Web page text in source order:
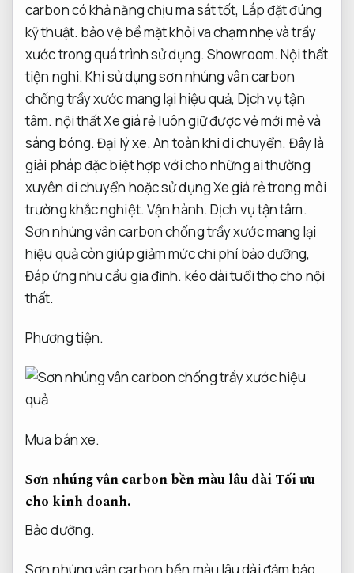
carbon có khả năng chịu ma sát tốt, Lắp đặt đúng
kỹ thuật. bảo vệ bề mặt khỏi va chạm nhẹ và trầy
xước trong quá trình sử dụng. Showroom. Nội thất
tiện nghi. Khi sử dụng sơn nhúng vân carbon
chống trầy xước mang lại hiệu quả, Dịch vụ tận
tâm. nội thất Xe giá rẻ luôn giữ được vẻ mới mẻ và
sáng bóng.Đại lý xe. An toàn khi di chuyển. Đây là
giải pháp đặc biệt hợp với cho những ai thường
xuyên di chuyển hoặc sử dụng Xe giá rẻ trong môi
trường khắc nghiệt.Vận hành. Dịch vụ tận tâm.
Sơn nhúng vân carbon chống trầy xước mang lại
hiệu quả còn giúp giảm mức chi phí bảo dưỡng,
Đáp ứng nhu cầu gia đình. kéo dài tuổi thọ cho nội
thất.
Phương tiện.
Mua bán xe.
Sơn nhúng vân carbon bền màu lâu dàiTối ưu
cho kinh doanh.
Bảo dưỡng.